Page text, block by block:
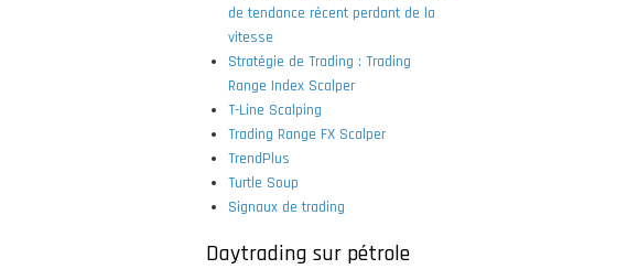
de tendance récent perdant de la
vitesse
Stratégie de Trading : Trading
Range Index Scalper
T-Line Scalping
Trading Range FX Scalper
TrendPlus
Turtle Soup
Signaux de trading
Daytrading sur pétrole